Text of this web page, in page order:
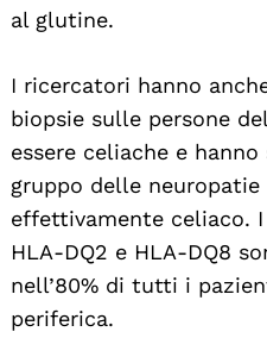
al glutine.
I ricercatori hanno
biopsie sulle persone
essere celiache e
gruppo delle neuropatie
effettivamente celiaco.
HLA-DQ2 e HLA-DQ8
nell’80% di tutti i
periferica.